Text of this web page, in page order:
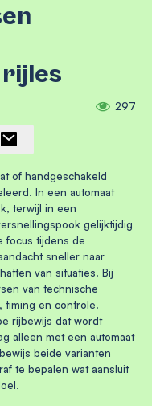
rijles
297
of handgeschakeld
In een automaat
terwijl in een
gelijktijdig
focus tijdens de
sneller naar
van situaties. Bij
van technische
timing en controle.
rijbewijs dat wordt
alleen met een automaat
beide varianten
te bepalen wat aansluit